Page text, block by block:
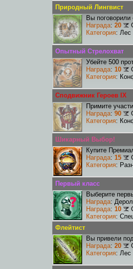
Природный Лингвист
Вы
Награда: 20
Категория: Лес
Опытный Стрелохват
Убейте 500
Награда: 10
Категория:
Сподвижник Героев IX
Примите
Награда: 90
Категория:
Шикарный Выбор!
Купите
Награда: 15
Категория:
Первый класс
Выберите
Награда:
Награда: 10
Категория:
Флейтист
Вы привели
Награда: 20
Категория: Лес